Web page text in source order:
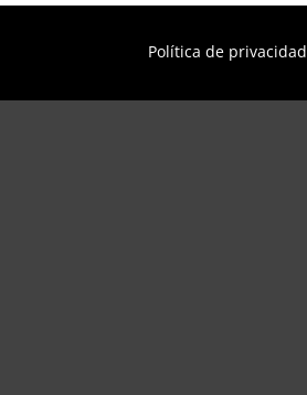
Política de privacidad